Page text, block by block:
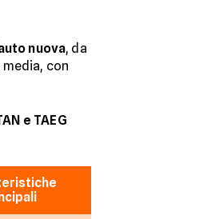
nuova, da
con
e TAEG